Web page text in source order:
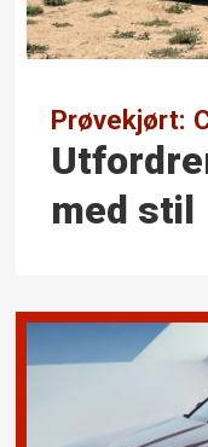
Prøvekjørt:
med stil